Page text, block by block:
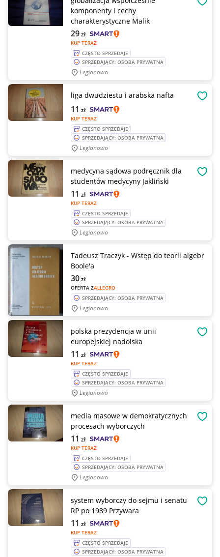
komponenty i cechy
charakterystyczne Malik
KUP TERAZ
29zł
CZĘSTO SPRZEDAJE
SPRZEDAJĄCY: OSOBA PRYWATNA
Legionowo
liga dwudziestu i arabska nafta
KUP TERAZ
11 zł
CZĘSTO SPRZEDAJE
SPRZEDAJĄCY: OSOBA PRYWATNA
Legionowo
medycyna sądowa podręcznik dla
studentów medycyny Jakliński
KUP TERAZ
11 zł
CZĘSTO SPRZEDAJE
SPRZEDAJĄCY: OSOBA PRYWATNA
Legionowo
Tadeusz Traczyk - Wstęp do teorii algebr
Boole'a
OFERTA ZALLEGRO
30zł
SPRZEDAJĄCY: OSOBA PRYWATNA
Legionowo
polska prezydencja w unii
europejskiej nadolska
KUP TERAZ
11 zł
CZĘSTO SPRZEDAJE
SPRZEDAJĄCY: OSOBA PRYWATNA
Legionowo
media masowe w demokratycznych
procesach wyborczych
KUP TERAZ
11 zł
CZĘSTO SPRZEDAJE
SPRZEDAJĄCY: OSOBA PRYWATNA
Legionowo
system wyborczy do sejmu i senatu
RP po 1989 Przywara
KUP TERAZ
11 zł
CZĘSTO SPRZEDAJE
SPRZEDAJĄCY: OSOBA PRYWATNA